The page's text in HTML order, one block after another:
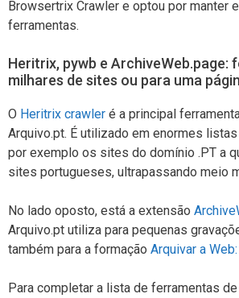
Browsertrix Crawler e optou por manter
ferramentas.
Heritrix, pywb e ArchiveWeb.page:
milhares de sites ou para uma
O Heritrix crawler é a principal
Arquivo.pt. É utilizado em enormes
por exemplo os sites do domínio .PT a
sites portugueses, ultrapassando meio
No lado oposto, está a extensão
Arquivo.pt utiliza para pequenas
também para a formação Arquivar a
Para completar a lista de ferramentas